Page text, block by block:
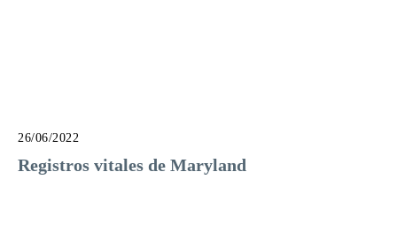
26/06/2022
Registros vitales de Maryland